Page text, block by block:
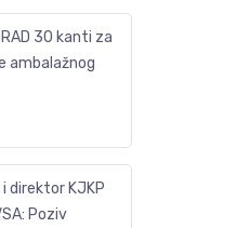
30 kanti za
ambalažnog
direktor KJKP
Poziv